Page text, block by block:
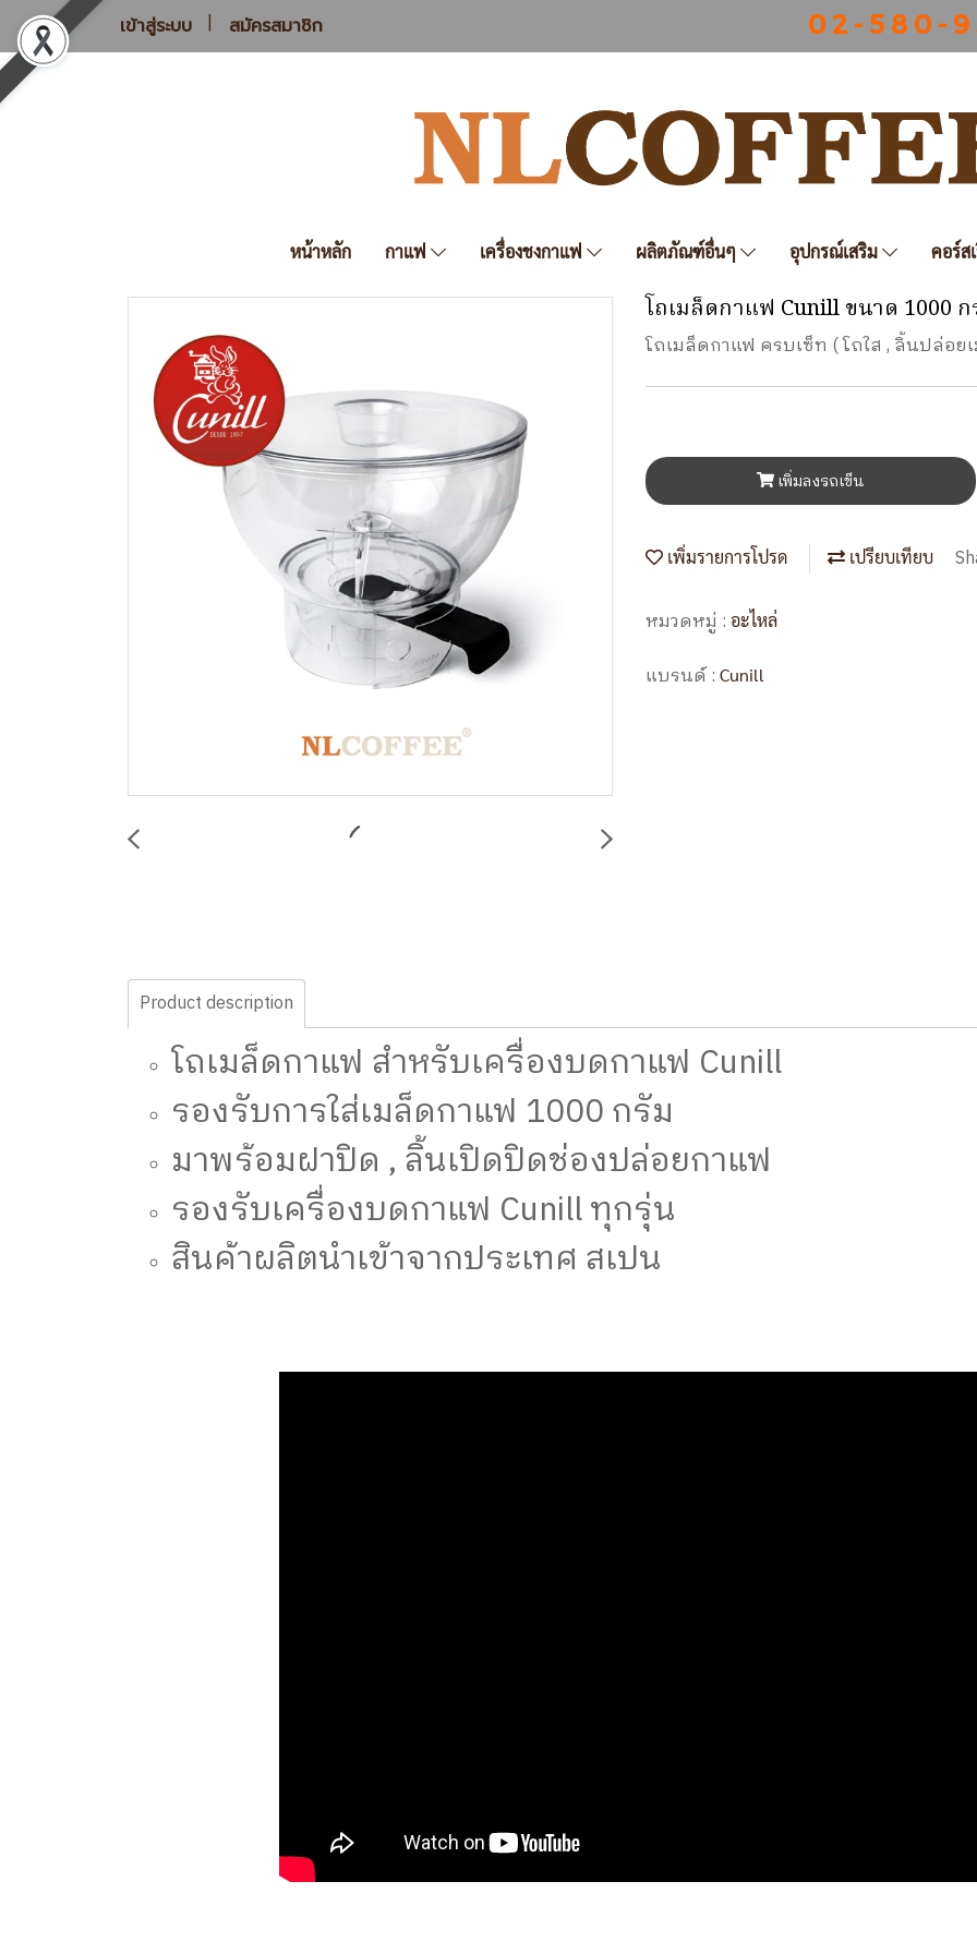
เข้าสู่ระบบ สมัครสมาชิก 0 2 - 5 8 0 - 9
หน้าหลัก กาแฟ เครื่องชงกาแฟ ผลิตภัณฑ์อื่นๆ อุปกรณ์เสริม คอร์ส
โถเมล็ดกาแฟ Cunill ขนาด 1000
โถเมล็ดกาแฟ ครบเซ็ท ( โถใส , ลิ้นปล่อย
เพิ่มลงรถเข็น
เพิ่มรายการโปรด เปรียบเทียบ
หมวดหมู่ : อะไหล่
แบรนด์ : Cunill
Product description
โถเมล็ดกาแฟ สำหรับเครื่องบดกาแฟ Cunill
รองรับการใส่เมล็ดกาแฟ 1000 กรัม
มาพร้อมฝาปิด , ลิ้นเปิดปิดช่องปล่อยกาแฟ
รองรับเครื่องบดกาแฟ Cunill ทุกรุ่น
สินค้าผลิตนำเข้าจากประเทศ สเปน